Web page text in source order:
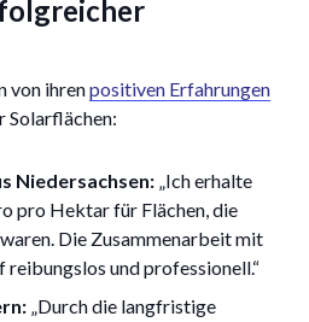
von ihrenpositiven Erfahrungen
Solarflächen:
Niedersachsen: „Ich erhalte
pro Hektar für Flächen, die
Die Zusammenarbeit mit
reibungslos und professionell.“
„Durch die langfristige